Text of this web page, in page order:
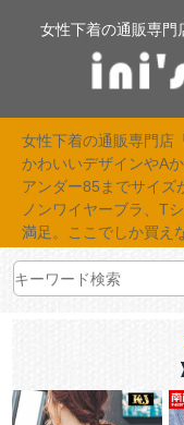
女性下着の通販専門
女性下着の通販専門店
かわいいデザインやAか
アンダー85までサイズ
ノンワイヤーブラ、T
満足。ここでしか買え